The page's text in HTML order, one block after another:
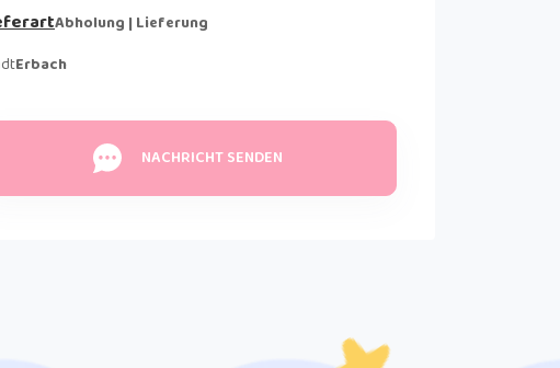
Abholung | Lieferung
Erbach
NACHRICHT SENDEN